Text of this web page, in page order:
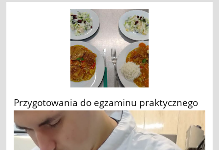
Przygotowania do egzaminu praktycznego